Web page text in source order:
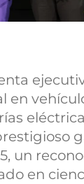
en
un
en